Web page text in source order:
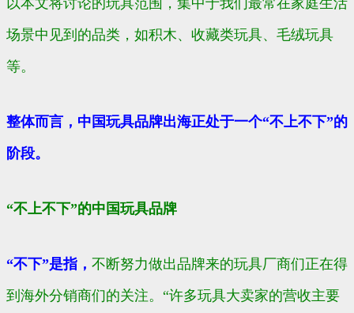
以本文将讨论的玩具范围，集中于我们最常在家庭生活
场景中见到的品类，如积木、收藏类玩具、毛绒玩具
等。
整体而言，中国玩具品牌出海正处于一个“不上不下”的
阶段。
“不上不下”的中国玩具品牌
“不下”是指， 不断努力做出品牌来的玩具厂商们正在得
到海外分销商们的关注。“许多玩具大卖家的营收主要